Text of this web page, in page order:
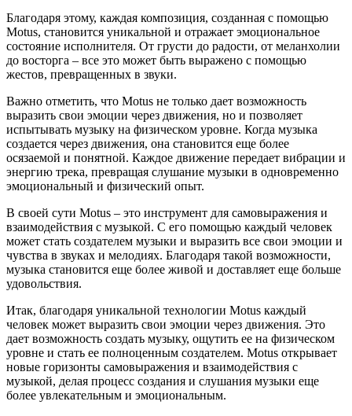
Благодаря этому, каждая композиция, созданная с помощью
Motus, становится уникальной и отражает эмоциональное
состояние исполнителя. От грусти до радости, от меланхолии
до восторга – все это может быть выражено с помощью
жестов, превращенных в звуки.
Важно отметить, что Motus не только дает возможность
выразить свои эмоции через движения, но и позволяет
испытывать музыку на физическом уровне. Когда музыка
создается через движения, она становится еще более
осязаемой и понятной. Каждое движение передает вибрации и
энергию трека, превращая слушание музыки в одновременно
эмоциональный и физический опыт.
В своей сути Motus – это инструмент для самовыражения и
взаимодействия с музыкой. С его помощью каждый человек
может стать создателем музыки и выразить все свои эмоции и
чувства в звуках и мелодиях. Благодаря такой возможности,
музыка становится еще более живой и доставляет еще больше
удовольствия.
Итак, благодаря уникальной технологии Motus каждый
человек может выразить свои эмоции через движения. Это
дает возможность создать музыку, ощутить ее на физическом
уровне и стать ее полноценным создателем. Motus открывает
новые горизонты самовыражения и взаимодействия с
музыкой, делая процесс создания и слушания музыки еще
более увлекательным и эмоциональным.